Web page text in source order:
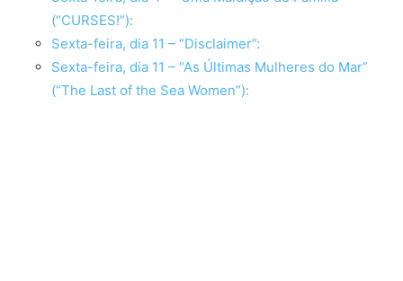
(“CURSES!”):
Sexta-feira, dia 11 – “Disclaimer”:
Sexta-feira, dia 11 – “As Últimas Mulheres do Mar”
(“The Last of the Sea Women”):